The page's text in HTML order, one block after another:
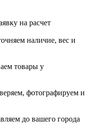
на расчет
наличие, вес и
товары у
фотографируем и
до вашего города